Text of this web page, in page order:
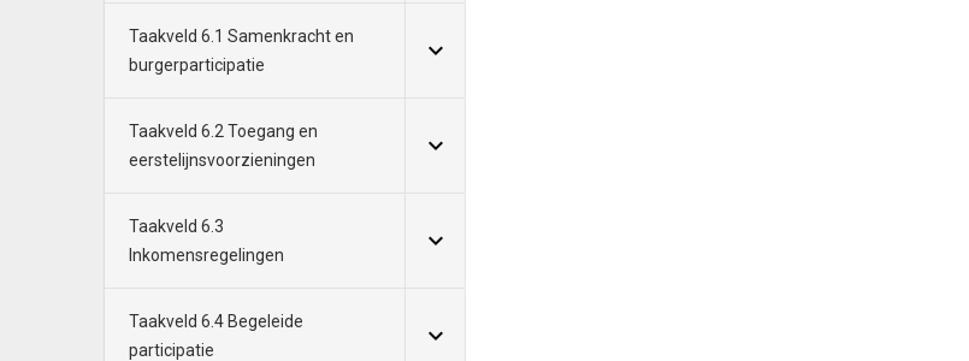
Taakveld 6.1 Samenkracht en
burgerparticipatie
Taakveld 6.2 Toegang en
eerstelijnsvoorzieningen
Taakveld 6.3
Inkomensregelingen
Taakveld 6.4 Begeleide
participatie